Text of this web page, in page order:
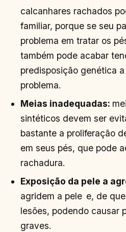
calcanhares rachados
familiar, porque se seu
problema em tratar os
também pode acabar
predisposição genética
problema.
Meias inadequadas:
sintéticos devem ser
bastante a proliferação
em seus pés, que pode
rachadura.
Exposição da pele a
agridem a pele e, de
lesões, podendo causar
graves.